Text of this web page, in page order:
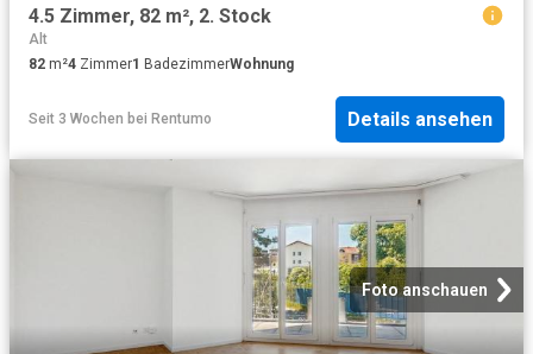
4.5 Zimmer, 82 m², 2. Stock
Alt
82 m²4 Zimmer1 BadezimmerWohnung
Seit 3 Wochen bei Rentumo Details ansehen
Foto anschauen